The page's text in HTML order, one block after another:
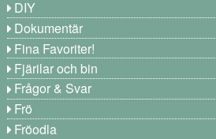
DIY
Dokumentär
Fina Favoriter!
Fjärilar och bin
Frågor & Svar
Frö
Fröodla